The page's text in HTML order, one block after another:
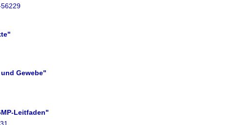
56229
Gewebe"
Leitfaden"